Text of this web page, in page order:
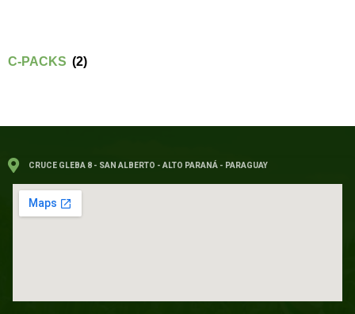
C-PACKS (2)
CRUCE GLEBA 8 - SAN ALBERTO - ALTO PARANÁ - PARAGUAY